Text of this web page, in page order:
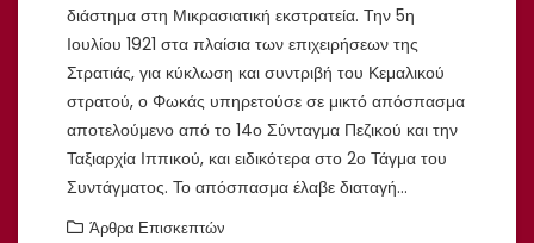
διάστημα στη Μικρασιατική εκστρατεία. Την 5η
Ιουλίου 1921 στα πλαίσια των επιχειρήσεων της
Στρατιάς, για κύκλωση και συντριβή του Κεμαλικού
στρατού, ο Φωκάς υπηρετούσε σε μικτό απόσπασμα
αποτελούμενο από το 14ο Σύνταγμα Πεζικού και την
Ταξιαρχία Ιππικού, και ειδικότερα στο 2ο Τάγμα του
Συντάγματος. Το απόσπασμα έλαβε διαταγή…
Άρθρα Επισκεπτών